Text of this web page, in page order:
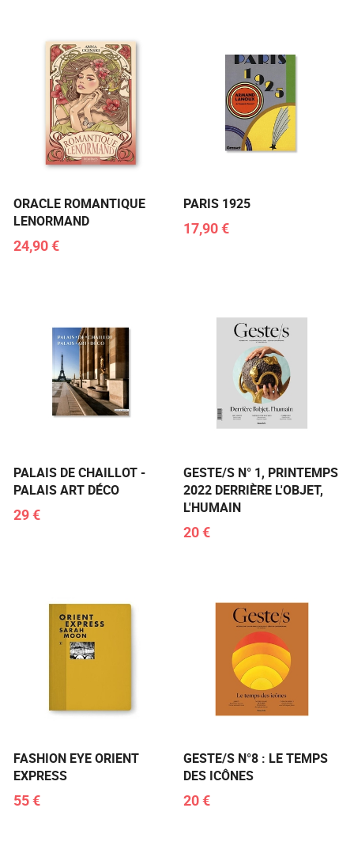
ORACLE ROMANTIQUE
LENORMAND
24,90 €
PARIS 1925
17,90 €
PALAIS DE CHAILLOT -
PALAIS ART DÉCO
29 €
GESTE/S N° 1, PRINTEMPS
2022 DERRIÈRE L'OBJET,
L'HUMAIN
20 €
FASHION EYE ORIENT
EXPRESS
55 €
GESTE/S N°8 : LE TEMPS
DES ICÔNES
20 €